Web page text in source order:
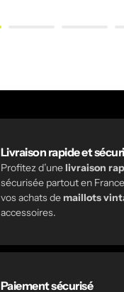
Livraison rapide et
Profitez d’unelivraison
sécurisée partout en
vos achats demaillots
accessoires.
Paiement sécurisé